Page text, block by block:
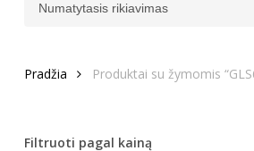
Pradžia Produktai su žymomis
Filtruoti pagal kainą